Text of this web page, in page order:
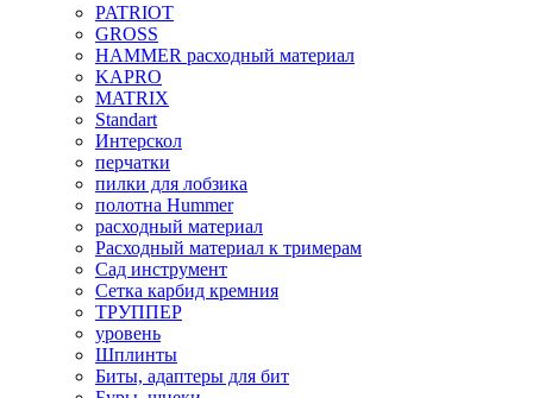
PATRIOT
GROSS
HAMMER расходный материал
KAPRO
MATRIX
Standart
Интерскол
перчатки
пилки для лобзика
полотна Hummer
расходный материал
Расходный материал к тримерам
Сад инструмент
Сетка карбид кремния
ТРУППЕР
уровень
Шплинты
Биты, адаптеры для бит